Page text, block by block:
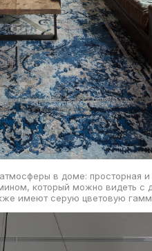
в доме: просторная и
который можно видеть с
имеют серую цветовую